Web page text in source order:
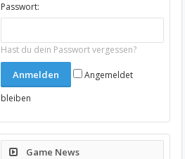
Passwort:
Hast du dein Passwort vergessen?
Angemeldet
bleiben
Game News